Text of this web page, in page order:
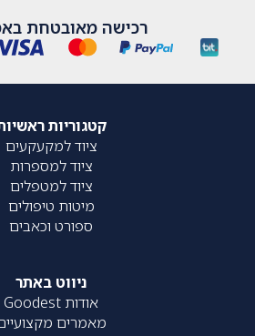
רכישה מאובטחת
קטגוריות
ציוד למקעקעים
ציוד למספרות
ציוד למטפלים
מיטות טיפולים
ספורט וכאבים
ניווט באתר
אודות Goodest
מאמרים